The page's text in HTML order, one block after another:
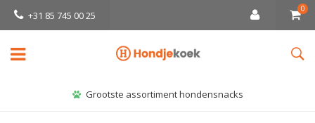
+31 85 745 00 25
0
Grootste assortiment hondensnacks